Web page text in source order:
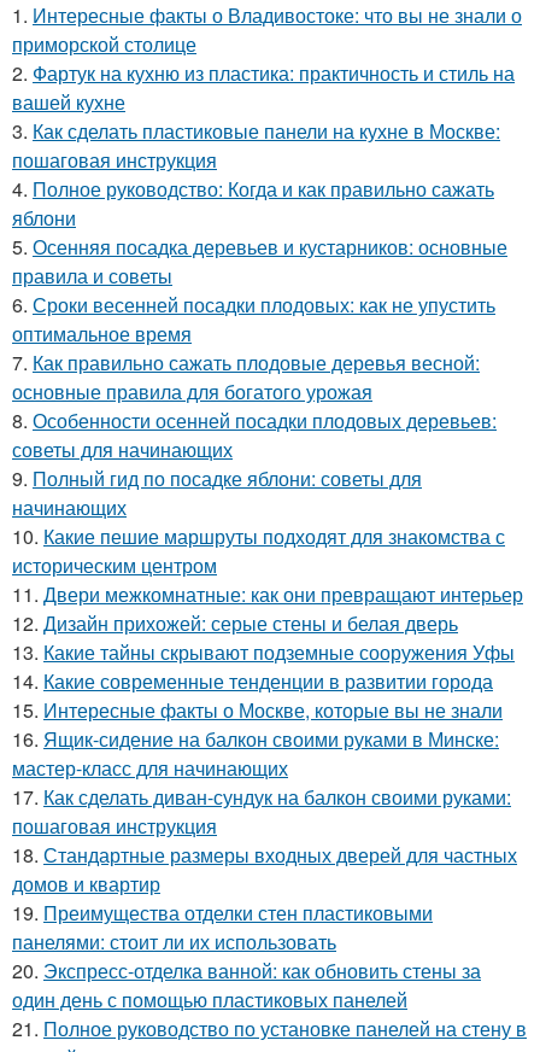
1. Интересные факты о Владивостоке: что вы не знали о
приморской столице
2. Фартук на кухню из пластика: практичность и стиль на
вашей кухне
3. Как сделать пластиковые панели на кухне в Москве:
пошаговая инструкция
4. Полное руководство: Когда и как правильно сажать
яблони
5. Осенняя посадка деревьев и кустарников: основные
правила и советы
6. Сроки весенней посадки плодовых: как не упустить
оптимальное время
7. Как правильно сажать плодовые деревья весной:
основные правила для богатого урожая
8. Особенности осенней посадки плодовых деревьев:
советы для начинающих
9. Полный гид по посадке яблони: советы для
начинающих
10. Какие пешие маршруты подходят для знакомства с
историческим центром
11. Двери межкомнатные: как они превращают интерьер
12. Дизайн прихожей: серые стены и белая дверь
13. Какие тайны скрывают подземные сооружения Уфы
14. Какие современные тенденции в развитии города
15. Интересные факты о Москве, которые вы не знали
16. Ящик-сидение на балкон своими руками в Минске:
мастер-класс для начинающих
17. Как сделать диван-сундук на балкон своими руками:
пошаговая инструкция
18. Стандартные размеры входных дверей для частных
домов и квартир
19. Преимущества отделки стен пластиковыми
панелями: стоит ли их использовать
20. Экспресс-отделка ванной: как обновить стены за
один день с помощью пластиковых панелей
21. Полное руководство по установке панелей на стену в